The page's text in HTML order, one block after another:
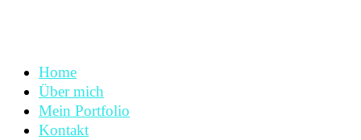
Home
Über mich
Mein Portfolio
Kontakt